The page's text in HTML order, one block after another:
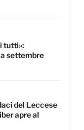
tutti»:
settembre
del Leccese
apre al